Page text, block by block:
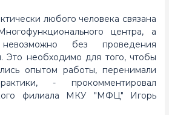
любого человека связана
центра, а
без проведения
Это необходимо для того, чтобы
опытом работы, перенимали
- прокомментировал
филиала МКУ "МФЦ" Игорь